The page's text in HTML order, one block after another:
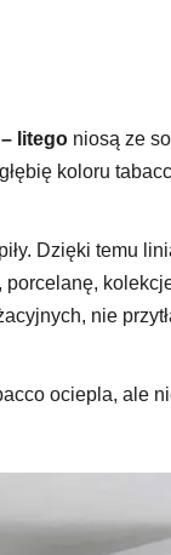
litego niosą ze
koloru
Dzięki temu
porcelanę,
nie
ociepla, ale